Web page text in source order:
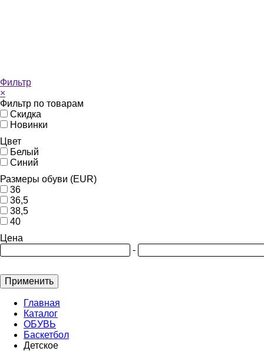
Фильтр
×
Фильтр по товарам
Скидка
Новинки
Цвет
Белый
Синий
Размеры обуви (EUR)
36
36,5
38,5
40
Цена
-
Применить
Главная
Каталог
ОБУВЬ
Баскетбол
Детское